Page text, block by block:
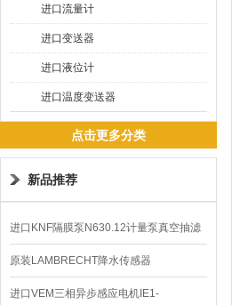
进口流量计
进口变送器
进口液位计
进口温度变送器
点击更多分类
新品推荐
进口KNF隔膜泵N630.12计量泵真空抽滤
泵价格
原装LAMBRECHT降水传感器
00.14575.20气象仪
进口VEM三相异步感应电机IE1-